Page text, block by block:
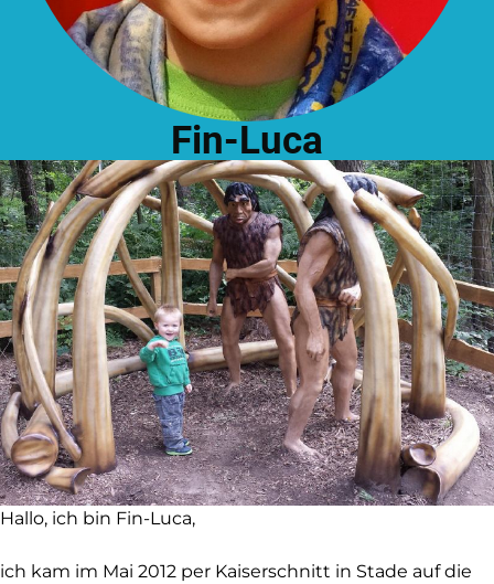
Fin-Luca
Hallo, ich bin Fin-Luca,
ich kam im Mai 2012 per Kaiserschnitt in Stade auf die